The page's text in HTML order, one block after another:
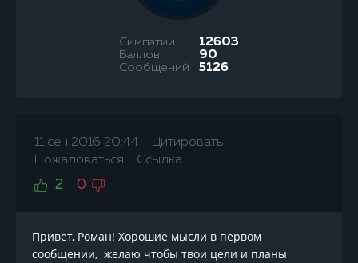
Симпатии 12603
Баллов 90
Сообщений 5126
11 сен 2016 20:44
Цитировать
Пожаловаться
Ссылка
2 0
Привет, Роман! Хорошие мысли в первом
сообщении, желаю чтобы твои цели и планы